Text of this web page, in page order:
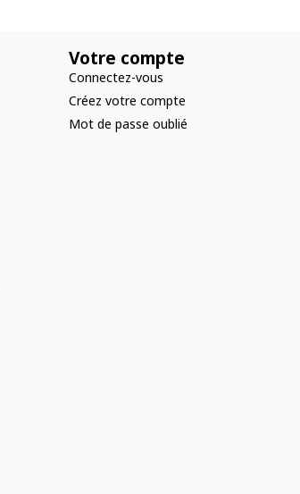
Votre compte
Connectez-vous
Créez votre compte
Mot de passe oublié